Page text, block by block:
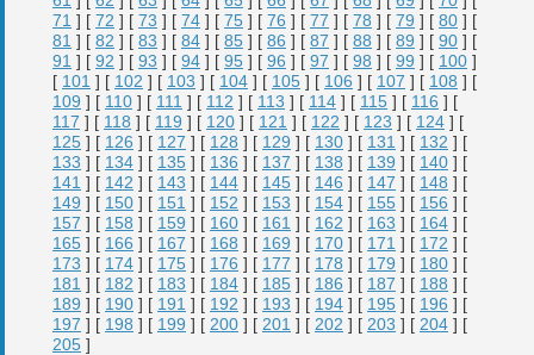
71 ] [ 72 ] [ 73 ] [ 74 ] [ 75 ] [ 76 ] [ 77 ] [ 78 ] [ 79 ] [ 80 ] [
81 ] [ 82 ] [ 83 ] [ 84 ] [ 85 ] [ 86 ] [ 87 ] [ 88 ] [ 89 ] [ 90 ] [
91 ] [ 92 ] [ 93 ] [ 94 ] [ 95 ] [ 96 ] [ 97 ] [ 98 ] [ 99 ] [ 100 ]
[ 101 ] [ 102 ] [ 103 ] [ 104 ] [ 105 ] [ 106 ] [ 107 ] [ 108 ] [
109 ] [ 110 ] [ 111 ] [ 112 ] [ 113 ] [ 114 ] [ 115 ] [ 116 ] [
117 ] [ 118 ] [ 119 ] [ 120 ] [ 121 ] [ 122 ] [ 123 ] [ 124 ] [
125 ] [ 126 ] [ 127 ] [ 128 ] [ 129 ] [ 130 ] [ 131 ] [ 132 ] [
133 ] [ 134 ] [ 135 ] [ 136 ] [ 137 ] [ 138 ] [ 139 ] [ 140 ] [
141 ] [ 142 ] [ 143 ] [ 144 ] [ 145 ] [ 146 ] [ 147 ] [ 148 ] [
149 ] [ 150 ] [ 151 ] [ 152 ] [ 153 ] [ 154 ] [ 155 ] [ 156 ] [
157 ] [ 158 ] [ 159 ] [ 160 ] [ 161 ] [ 162 ] [ 163 ] [ 164 ] [
165 ] [ 166 ] [ 167 ] [ 168 ] [ 169 ] [ 170 ] [ 171 ] [ 172 ] [
173 ] [ 174 ] [ 175 ] [ 176 ] [ 177 ] [ 178 ] [ 179 ] [ 180 ] [
181 ] [ 182 ] [ 183 ] [ 184 ] [ 185 ] [ 186 ] [ 187 ] [ 188 ] [
189 ] [ 190 ] [ 191 ] [ 192 ] [ 193 ] [ 194 ] [ 195 ] [ 196 ] [
197 ] [ 198 ] [ 199 ] [ 200 ] [ 201 ] [ 202 ] [ 203 ] [ 204 ] [
205 ]